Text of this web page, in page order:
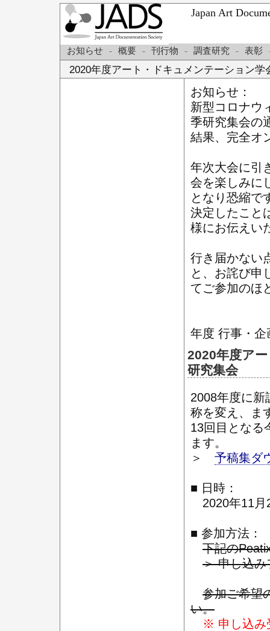
Japan Art
お知らせ - 概要 - 刊行物 - 調査研究 - 表彰
2020年度アート・ドキュメンテーション
お知らせ：
新型コロナウ
季研究集会の
結果、完全オ
年次大会に引
会を楽しみに
となり恐縮で
決定したこと
様にお伝えい
行き届かない
と、お詫び申
てご参加のほ
年度 行事・企
2020年度ア
研究集会
2008年度に新
称を変え、ま
13回目となる
ます。
＞ 予稿集ダ
■ 日時：
2020年11月
■ 参加方法：
下記の
＞ 申し込み
参加ご希望
い。
※ 申し込み